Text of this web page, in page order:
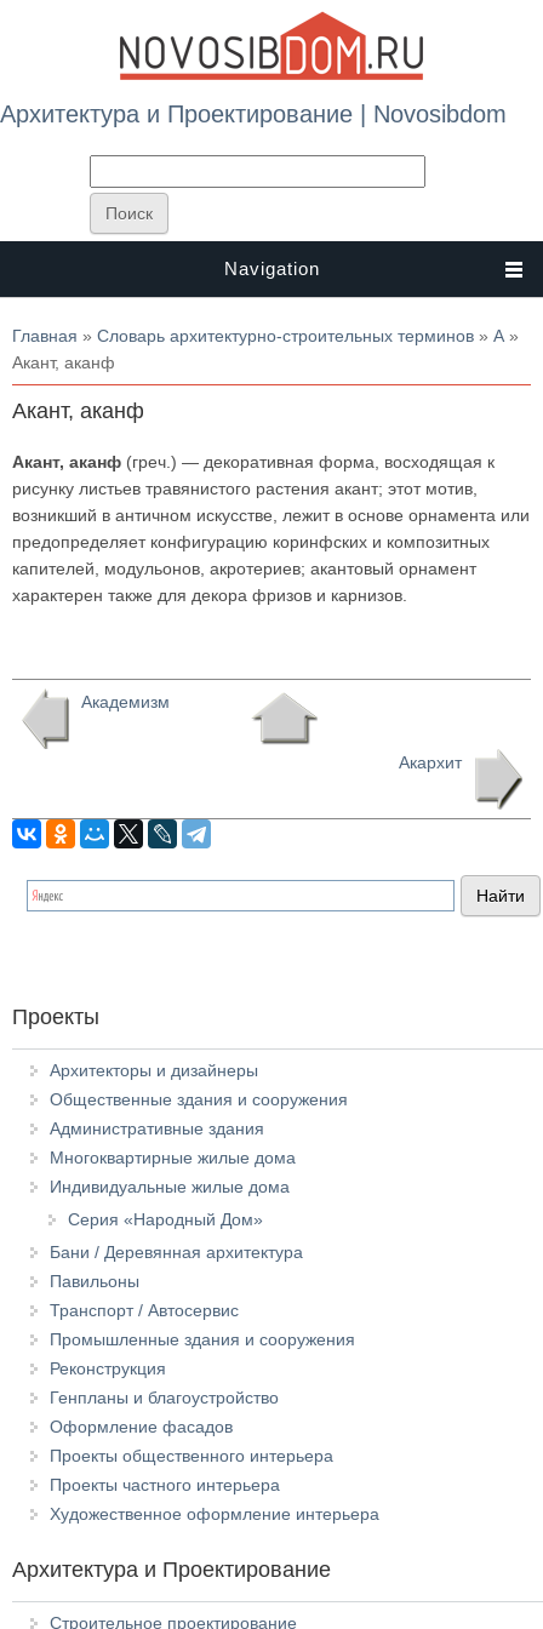
Архитектура и Проектирование | Novosibdom
Navigation
Вы здесь
Главная » Словарь архитектурно-строительных терминов » А »
Акант, аканф
Акант, аканф
Акант, аканф (греч.) — декоративная форма, восходящая к
рисунку листьев травянистого растения акант; этот мотив,
возникший в античном искусстве, лежит в основе орнамента или
предопределяет конфигурацию коринфских и композитных
капителей, модульонов, акротериев; акантовый орнамент
характерен также для декора фризов и карнизов.
Академизм
Акархит
Проекты
Архитекторы и дизайнеры
Общественные здания и сооружения
Административные здания
Многоквартирные жилые дома
Индивидуальные жилые дома
Серия «Народный Дом»
Бани / Деревянная архитектура
Павильоны
Транспорт / Автосервис
Промышленные здания и сооружения
Реконструкция
Генпланы и благоустройство
Оформление фасадов
Проекты общественного интерьера
Проекты частного интерьера
Художественное оформление интерьера
Архитектура и Проектирование
Строительное проектирование